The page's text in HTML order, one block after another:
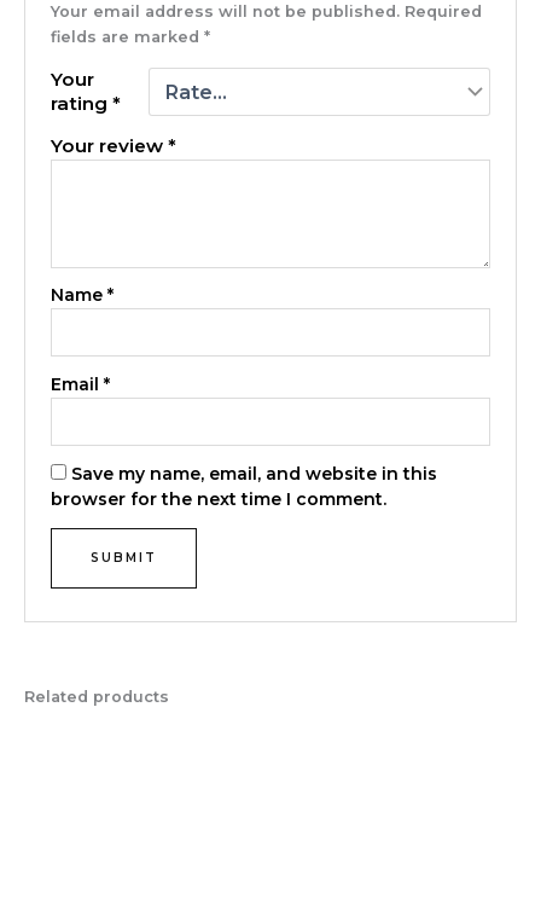
Your email address will not be published. Required
fields are marked*
Your
rating*
Your review*
Name*
Email*
Save my name, email, and website in this
browser for the next time I comment.
Related products